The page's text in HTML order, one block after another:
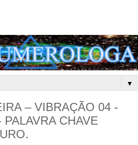
▼
– VIBRAÇÃO 04 -
CHAVE